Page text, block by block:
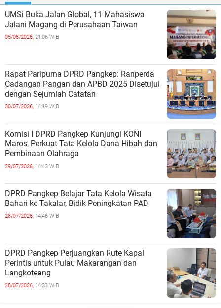
UMSi Buka Jalan Global, 11 Mahasiswa
Jalani Magang di Perusahaan Taiwan
05/08/2026, 21:06 WIB
Rapat Paripurna DPRD Pangkep: Ranperda
Cadangan Pangan dan APBD 2025 Disetujui
dengan Sejumlah Catatan
30/07/2026, 14:19 WIB
Komisi I DPRD Pangkep Kunjungi KONI
Maros, Perkuat Tata Kelola Dana Hibah dan
Pembinaan Olahraga
29/07/2026, 14:43 WIB
DPRD Pangkep Belajar Tata Kelola Wisata
Bahari ke Takalar, Bidik Peningkatan PAD
28/07/2026, 14:46 WIB
DPRD Pangkep Perjuangkan Rute Kapal
Perintis untuk Pulau Makarangan dan
Langkoteang
28/07/2026, 14:33 WIB